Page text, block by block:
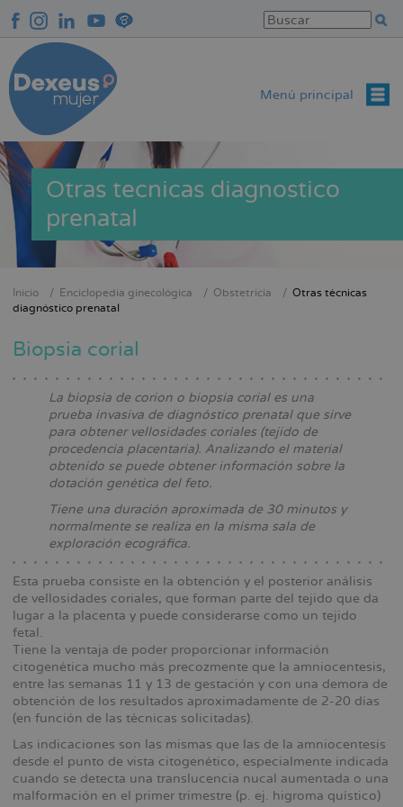
contenido
principal
Menú principal
Otras tecnicas diagnostico
prenatal
Sobrescribir
de
ayuda
navegación
Inicio Enciclopedia ginecológica Obstetricia
Otras técnicas
diagnóstico prenatal
Biopsia corial
La biopsia de corion o biopsia corial es una
prueba invasiva de diagnóstico prenatal que sirve
para obtener vellosidades coriales (tejido de
procedencia placentaria). Analizando el material
obtenido se puede obtener información sobre la
dotación genética del feto.
Tiene una duración aproximada de 30 minutos y
normalmente se realiza en la misma sala de
exploración ecográfica.
Esta prueba consiste en la obtención y el posterior análisis
de vellosidades coriales, que forman parte del tejido que da
lugar a la placenta y puede considerarse como un tejido
fetal.
Tiene la ventaja de poder proporcionar información
citogenética mucho más precozmente que la amniocentesis,
entre las semanas 11 y 13 de gestación y con una demora de
obtención de los resultados aproximadamente de 2-20 días
(en función de las técnicas solicitadas).
Las indicaciones son las mismas que las de la amniocentesis
desde el punto de vista citogenético, especialmente indicada
cuando se detecta una translucencia nucal aumentada o una
malformación en el primer trimestre (p. ej. higroma quístico)